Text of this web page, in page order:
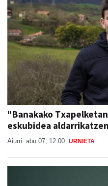
"Banakako
eskubidea
Aiurri abu 07, 12:00 URNIETA